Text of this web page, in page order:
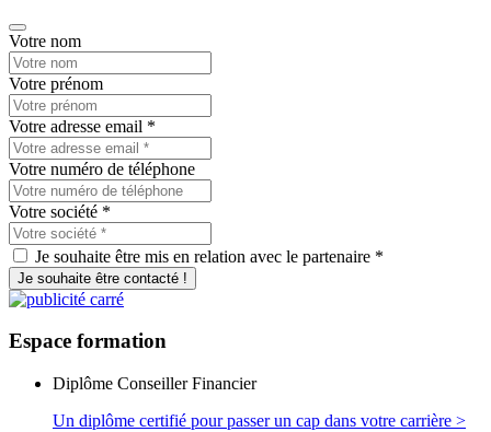
Votre nom
Votre prénom
Votre adresse email *
Votre numéro de téléphone
Votre société *
Je souhaite être mis en relation avec le partenaire *
Je souhaite être contacté !
Espace formation
Diplôme Conseiller Financier
Un diplôme certifié pour passer un cap dans votre carrière >